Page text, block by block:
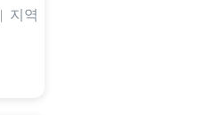
| 지역